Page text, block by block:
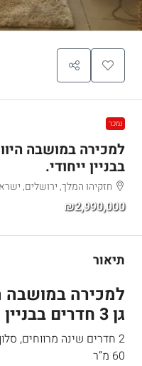
נמכר
בבניין ייחודי.
חזקיהו המלך, ירושלים,
₪2,990,000
תיאור
למכירה במושבה
גן 3 חדרים בבניין ייחודי.
2 חדרים שינה מרווחים,
60 מ”ר